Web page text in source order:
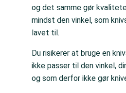
og det samme gør
mindst den vinkel, som
lavet til.
Du risikerer at bruge en
ikke passer til den vinkel,
og som derfor ikke gør